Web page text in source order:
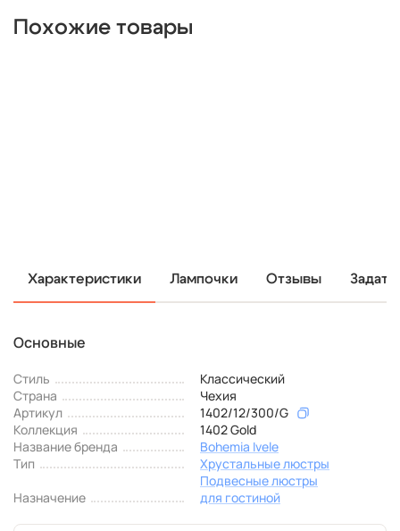
Похожие товары
Характеристики Лампочки Отзывы
Основные
Стиль
Классический
Страна
Чехия
Артикул
1402/12/300/G
Коллекция
1402 Gold
Название бренда
Bohemia Ivele
Тип
Хрустальные люстры
Подвесные люстры
Назначение
для гостиной